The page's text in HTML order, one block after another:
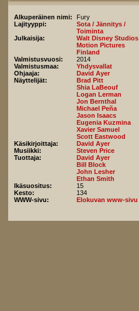
Alkuperäinen nimi:
Fury
Lajityyppi:
Sota / Jännitys /
Toiminta
Julkaisija:
Walt Disney Studios
Motion Pictures
Finland
Valmistusvuosi:
2014
Valmistusmaa:
Yhdysvallat
Ohjaaja:
David Ayer
Näyttelijät:
Brad Pitt
Shia LaBeouf
Logan Lerman
Jon Bernthal
Michael Peña
Jason Isaacs
Eugenia Kuzmina
Xavier Samuel
Scott Eastwood
Käsikirjoittaja:
David Ayer
Musiikki:
Steven Price
Tuottaja:
David Ayer
Bill Block
John Lesher
Ethan Smith
Ikäsuositus:
15
Kesto:
134
WWW-sivu:
Elokuvan www-sivu